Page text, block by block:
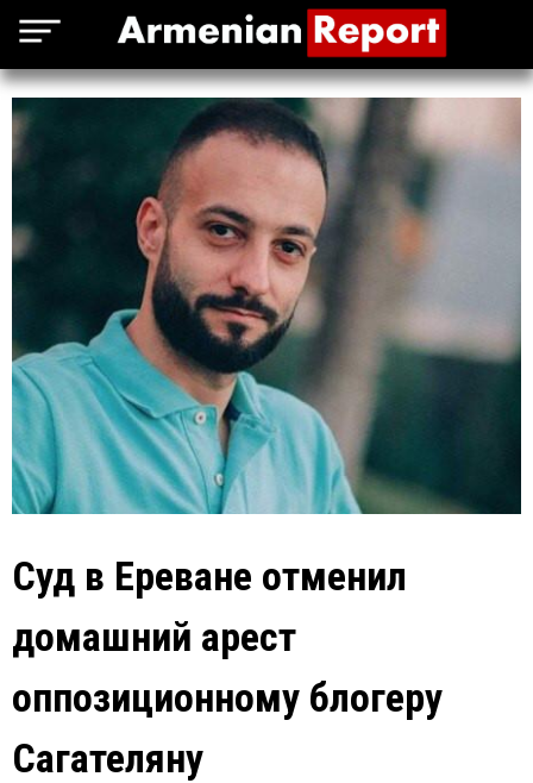
Суд в Ереване отменил
домашний арест
оппозиционному блогеру
Сагателяну